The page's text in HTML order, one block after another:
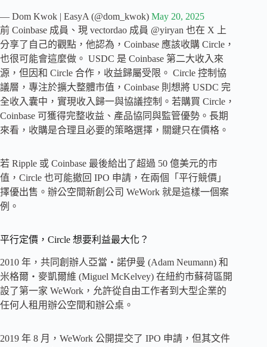
— Dom Kwok | EasyA (@dom_kwok) May 20, 2025
前 Coinbase 成員、現 vectordao 成員 @yiryan 也在 X 上
分享了自己的觀點，他認為，Coinbase 應該收購 Circle，
也很可能會這麼做。 USDC 是 Coinbase 第二大收入來
源，但因和 Circle 合作，收益歸屬受限。 Circle 控制協
議層，專注於擴大整體市值，Coinbase 則想將 USDC 完
全收入囊中，實現收入歸一與協議控制。若購買 Circle，
Coinbase 可獲得完整收益、產品協同與監管優勢。長期
來看，收購是合理且必要的策略選擇，關鍵只在價格。
若 Ripple 或 Coinbase 最後給出了超過 50 億美元的市
值，Circle 也可能撤回 IPO 申請，在兩個「平行競價」
擇優出售。辦公空間新創公司 WeWork 就是這樣一個案
例。
平行定價，Circle 想要利益最大化？
2010 年，共同創辦人亞當・諾伊曼 (Adam Neumann) 和
米格爾・麥凱爾維 (Miguel McKelvey) 在紐約市蘇荷區開
設了第一家 WeWork，允許從自由工作者到大型企業的
任何人租用辦公空間和辦公桌。
2019 年 8 月，WeWork 公開提交了 IPO 申請，但其文件